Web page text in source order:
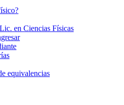
en Ciencias Físicas
equivalencias